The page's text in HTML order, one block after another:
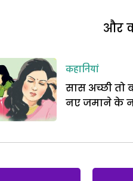
और
कहानियां
सास अच्छी तो
नए जमाने के